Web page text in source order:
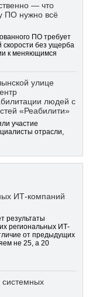
— что
ПО нужно всё
ПО требует
скорости без ущерба
к меняющимся
улице
людей с
«Реабилити»
участие
отрасли,
ИТ-компаний
результаты
региональных ИТ-
от предыдущих
не 25, а 20
системных